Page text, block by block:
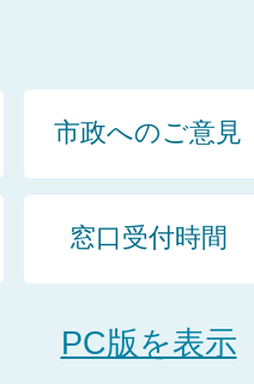
市政へのご意見
窓口受付時間
PC版を表示